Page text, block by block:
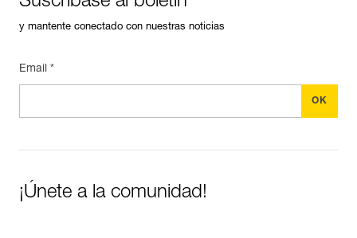
y mantente conectado con nuestras noticias
Email *
¡Únete a la comunidad!